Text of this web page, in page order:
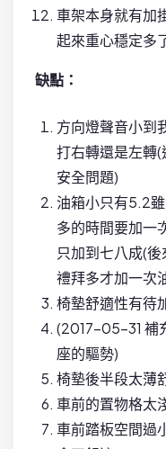
車架本身就有加
起來重心穩定多
缺點：
方向燈聲音小到
打右轉還是左轉
安全問題)
油箱小只有5.2
多的時間要加一
只加到七八成(
禮拜多才加一次
椅墊舒適性有待
(2017-05-31 補
座的驅勢)
椅墊後半段太薄
車前的置物格太
車前踏板空間過